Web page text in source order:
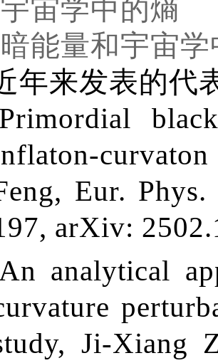
宇宙学中的熵
暗能量和宇宙
年来发表的代
Primordial
Eur.
arXiv:
analytical
Ji-Xiang